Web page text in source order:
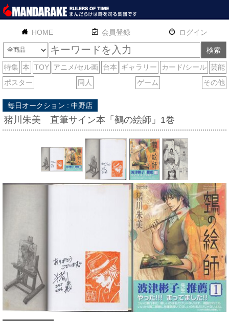
HOME English 通販 サイトマップ お問い合わせ
毎日オークション : 中野店
猪川朱美 直筆サイン本「鵺の絵師」1巻